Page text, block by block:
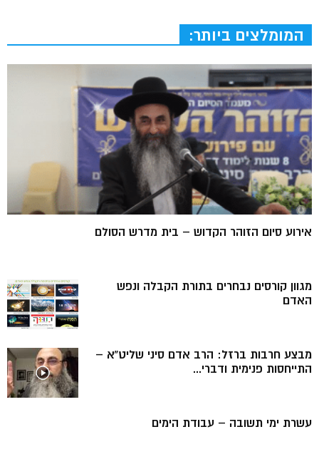
המומלצים ביותר:
אירוע סיום הזוהר הקדוש – בית מדרש הסולם
מגוון קורסים נבחרים בתורת הקבלה ונפש
האדם
מבצע חרבות ברזל: הרב אדם סיני שליט”א –
התייחסות פנימית ודברי...
עשרת ימי תשובה – עבודת הימים